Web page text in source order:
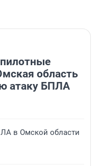
область
атаку БПЛА
в Омской области